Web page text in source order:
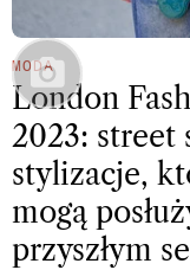
MODA
London
2023: street
stylizacje,
mogą
przyszłym